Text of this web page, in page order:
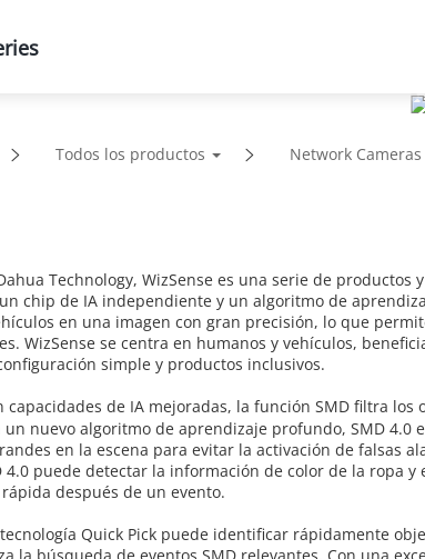
Todos los productos Network Cameras
Technology, WizSense es una serie de productos
chip de IA independiente y un algoritmo de
en una imagen con gran precisión, lo que
WizSense se centra en humanos y vehículos,
simple y productos inclusivos.
capacidades de IA mejoradas, la función SMD filtra los
un nuevo algoritmo de aprendizaje profundo, SMD 4.0
en la escena para evitar la activación de falsas
4.0 puede detectar la información de color de la ropa
después de un evento.
Quick Pick puede identificar rápidamente